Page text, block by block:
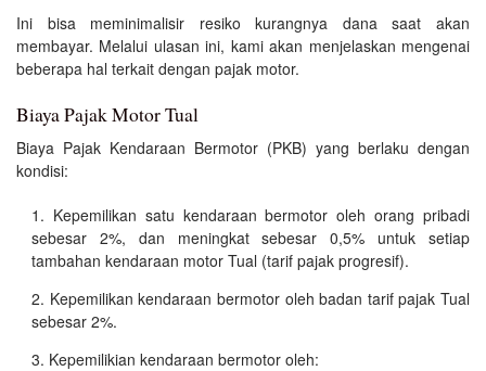
Ini bisa meminimalisir resiko kurangnya dana saat akan
membayar. Melalui ulasan ini, kami akan menjelaskan mengenai
beberapa hal terkait dengan pajak motor.
Biaya Pajak Motor Tual
Biaya Pajak Kendaraan Bermotor (PKB) yang berlaku dengan
kondisi:
Kepemilikan satu kendaraan bermotor oleh orang pribadi
sebesar 2%, dan meningkat sebesar 0,5% untuk setiap
tambahan kendaraan motor Tual (tarif pajak progresif).
Kepemilikan kendaraan bermotor oleh badan tarif pajak Tual
sebesar 2%.
Kepemilikian kendaraan bermotor oleh: